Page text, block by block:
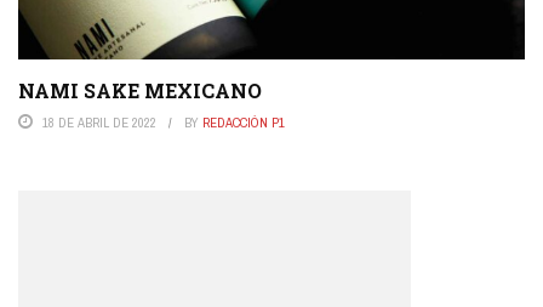
NAMI SAKE MEXICANO
18 DE ABRIL DE 2022 BY REDACCIÓN P1